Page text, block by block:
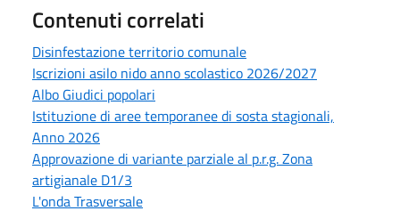
Contenuti correlati
Disinfestazione territorio comunale
Iscrizioni asilo nido anno scolastico 2026/2027
Albo Giudici popolari
Istituzione di aree temporanee di sosta stagionali,
Anno 2026
Approvazione di variante parziale al p.r.g. Zona
artigianale D1/3
L'onda Trasversale